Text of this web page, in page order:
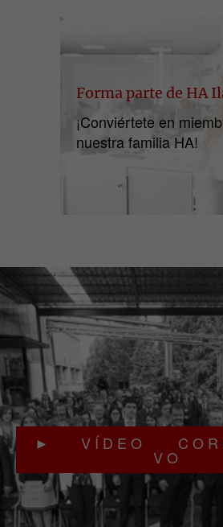
Forma parte de HA
¡Conviértete en
nuestra familia HA!
► V Í D E O C O R P
V O